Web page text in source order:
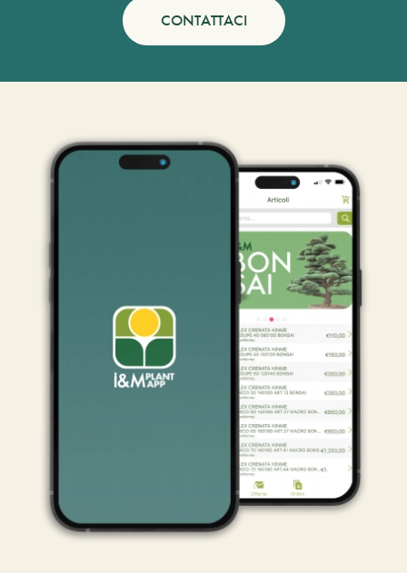
CONTATTACI